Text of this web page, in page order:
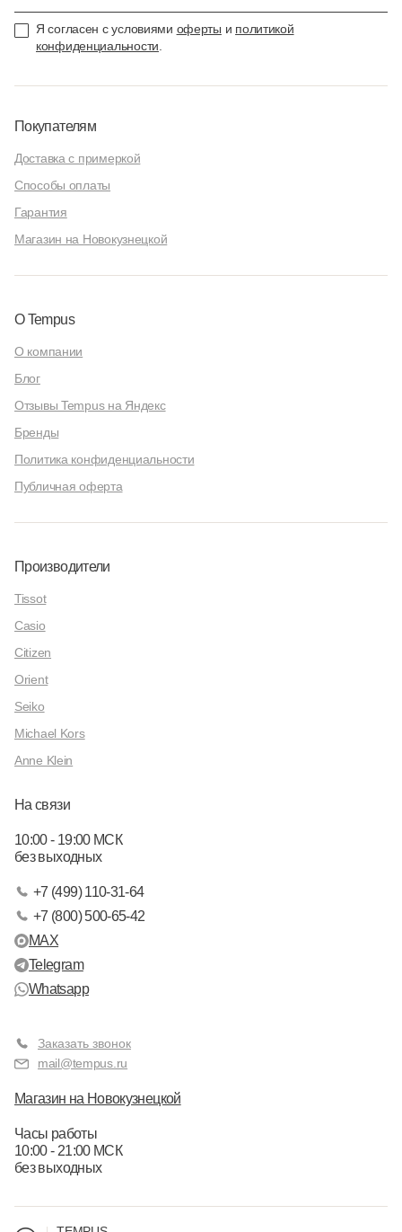
Я согласен с условиями оферты и политикой
конфиденциальности
Покупателям
Доставка с примеркой
Способы оплаты
Гарантия
Магазин на Новокузнецкой
О Tempus
О компании
Блог
Отзывы Tempus на Яндекс
Бренды
Политика конфиденциальности
Публичная оферта
Производители
Tissot
Casio
Citizen
Orient
Seiko
Michael Kors
Anne Klein
На связи
10:00 - 19:00 МСК
без выходных
+7 (499) 110-31-64
+7 (800) 500-65-42
MAX
Telegram
Whatsapp
Заказать звонок
mail@tempus.ru
Магазин на Новокузнецкой
Часы работы
10:00 - 21:00 МСК
без выходных